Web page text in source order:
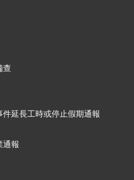
查
延長工時或停止假期通報
通報